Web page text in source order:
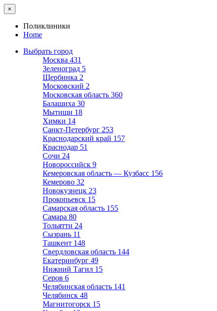
×
Поликлиники
Home
Выбрать город
Москва 431
Зеленоград 5
Щербинка 2
Московский 2
Московская область 360
Балашиха 30
Мытищи 18
Химки 14
Санкт-Петербург 253
Краснодарский край 157
Краснодар 51
Сочи 24
Новороссийск 9
Кемеровская область — Кузбасс 156
Кемерово 32
Новокузнецк 23
Прокопьевск 15
Самарская область 155
Самара 80
Тольятти 24
Сызрань 11
Ташкент 148
Свердловская область 144
Екатеринбург 49
Нижний Тагил 15
Серов 6
Челябинская область 141
Челябинск 48
Магнитогорск 15